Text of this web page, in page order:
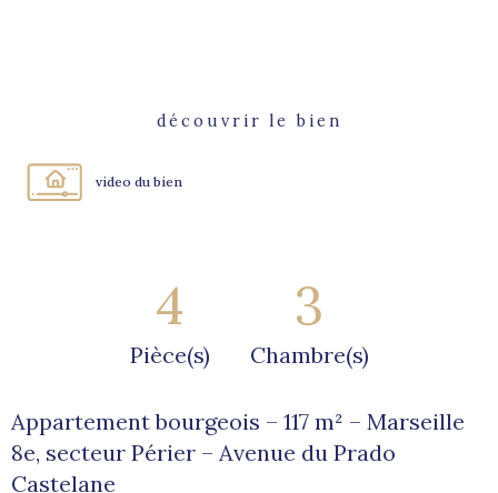
découvrir le bien
video du bien
4
Pièce(s)
3
Chambre(s)
Appartement bourgeois – 117 m² – Marseille
8e, secteur Périer – Avenue du Prado
Castelane